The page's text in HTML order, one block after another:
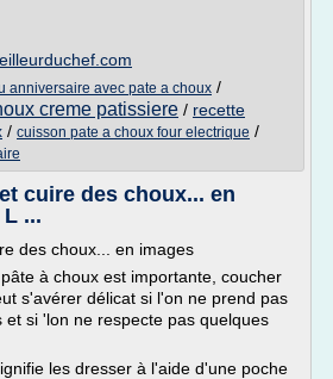
anniversaire avec pate a choux /
creme patissiere / recette
/ cuisson pate a choux four electrique /
cuire des choux... en
...
des choux... en images
à choux est importante, coucher
s'avérer délicat si l'on ne prend pas
et si 'lon ne respecte pas quelques
les dresser à l'aide d'une poche